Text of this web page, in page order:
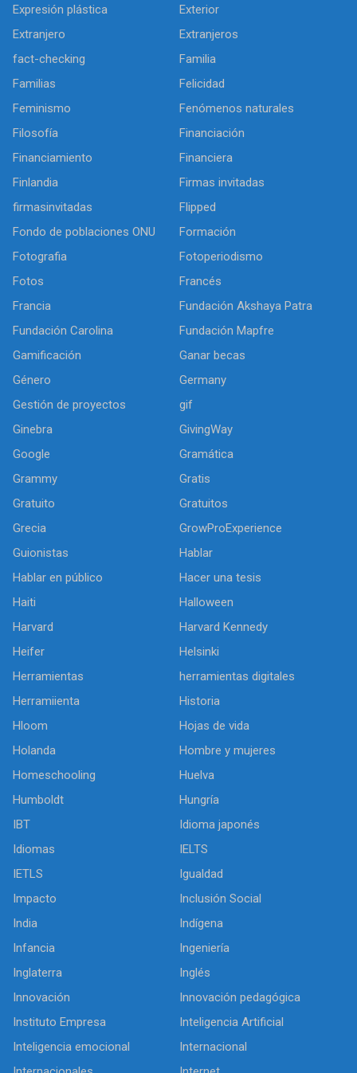
Expresión plástica
Exterior
Extranjero
Extranjeros
fact-checking
Familia
Familias
Felicidad
Feminismo
Fenómenos naturales
Filosofía
Financiación
Financiamiento
Financiera
Finlandia
Firmas invitadas
firmasinvitadas
Flipped
Fondo de poblaciones ONU
Formación
Fotografia
Fotoperiodismo
Fotos
Francés
Francia
Fundación Akshaya Patra
Fundación Carolina
Fundación Mapfre
Gamificación
Ganar becas
Género
Germany
Gestión de proyectos
gif
Ginebra
GivingWay
Google
Gramática
Grammy
Gratis
Gratuito
Gratuitos
Grecia
GrowProExperience
Guionistas
Hablar
Hablar en público
Hacer una tesis
Haiti
Halloween
Harvard
Harvard Kennedy
Heifer
Helsinki
Herramientas
herramientas digitales
Herramiienta
Historia
Hloom
Hojas de vida
Holanda
Hombre y mujeres
Homeschooling
Huelva
Humboldt
Hungría
IBT
Idioma japonés
Idiomas
IELTS
IETLS
Igualdad
Impacto
Inclusión Social
India
Indígena
Infancia
Ingeniería
Inglaterra
Inglés
Innovación
Innovación pedagógica
Instituto Empresa
Inteligencia Artificial
Inteligencia emocional
Internacional